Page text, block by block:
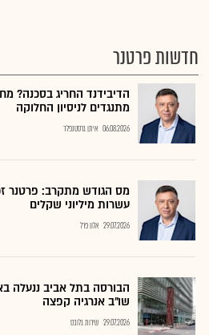
חדשות פרטנר
הדיבידנד החריג בסכנה?
מתנגדים לניסיון החלוקה
06.08.2026 איתן גרסטנפלד
מס הגודש מתקרב: פרטנר
עשרות מיליוני שקלים
29.07.2026 אלון פרל
שו"ב אנרגיה קפצה
29.07.2026 שירות גלובס